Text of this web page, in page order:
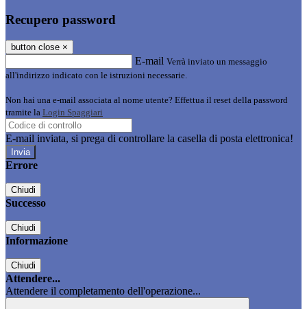
Recupero password
button close ×
E-mail Verrà inviato un messaggio
all'indirizzo indicato con le istruzioni necessarie.
Non hai una e-mail associata al nome utente? Effettua il reset della password
tramite la Login Spaggiari
E-mail inviata, si prega di controllare la casella di posta elettronica!
Errore
Chiudi
Successo
Chiudi
Informazione
Chiudi
Attendere...
Attendere il completamento dell'operazione...